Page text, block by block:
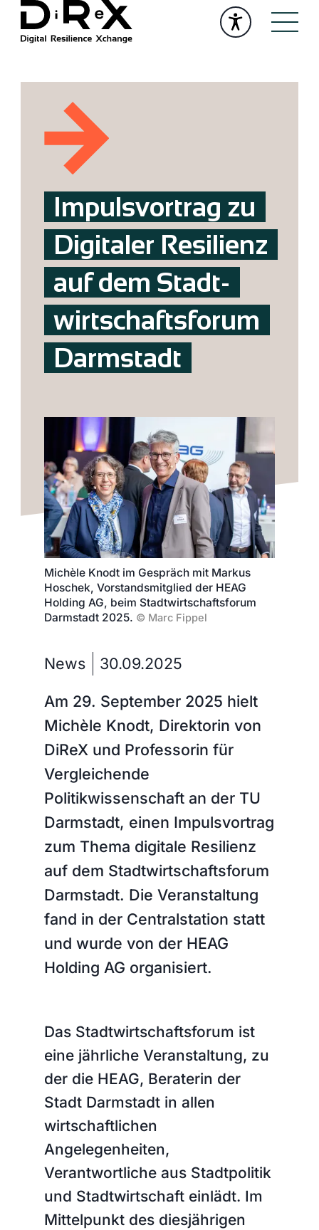
Impulsvortrag zu
Digitaler Resilienz
auf dem Stadt­
wirtschaftsforum
Darmstadt
Michèle Knodt im Gespräch mit Markus
Hoschek, Vorstandsmitglied der HEAG
Holding AG, beim Stadtwirtschaftsforum
Darmstadt 2025. © Marc Fippel
News 30.09.2025
Am 29. September 2025 hielt
Michèle Knodt, Direktorin von
DiReX und Professorin für
Vergleichende
Politikwissenschaft an der TU
Darmstadt, einen Impulsvortrag
zum Thema digitale Resilienz
auf dem Stadtwirtschaftsforum
Darmstadt. Die Veranstaltung
fand in der Centralstation statt
und wurde von der HEAG
Holding AG organisiert.
Das Stadtwirtschaftsforum ist
eine jährliche Veranstaltung, zu
der die HEAG, Beraterin der
Stadt Darmstadt in allen
wirtschaftlichen
Angelegenheiten,
Verantwortliche aus Stadtpolitik
und Stadtwirtschaft einlädt. Im
Mittelpunkt des diesjährigen